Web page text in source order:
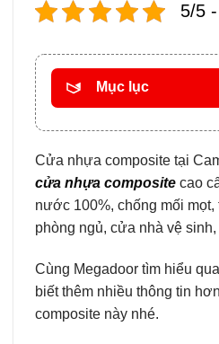
5/5
Mục lục
Cửa nhựa composite tại
cửa nhựa composite cao
nước 100%, chống mối
phòng ngủ, cửa nhà vệ
Cùng Megadoor tìm hiểu
biết thêm nhiều thông tin
composite này nhé.